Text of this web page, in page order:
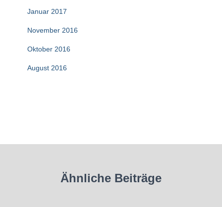
Januar 2017
November 2016
Oktober 2016
August 2016
Ähnliche Beiträge